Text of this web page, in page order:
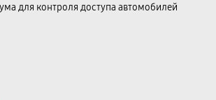
для контроля доступа автомобилей